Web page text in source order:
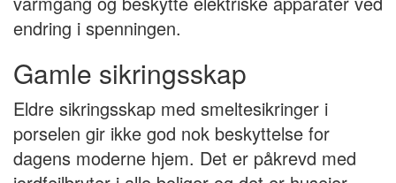
endring i spenningen.
Gamle sikringsskap
Eldre sikringsskap med smeltesikringer i
porselen gir ikke god nok beskyttelse for
dagens moderne hjem. Det er påkrevd med